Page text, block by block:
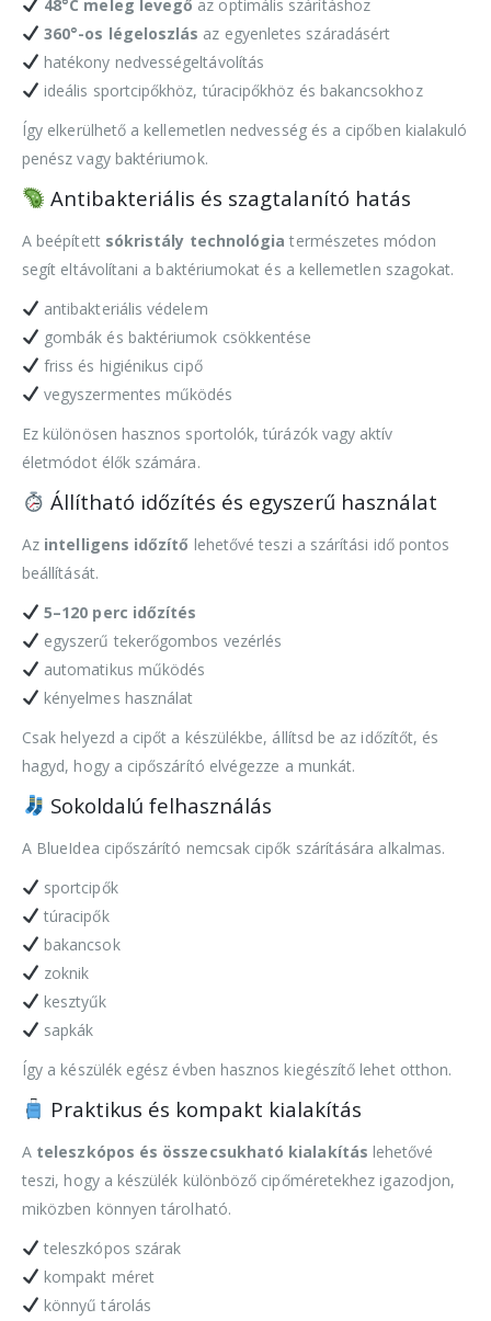
48°C meleg levegő az optimális szárításhoz
360°-os légeloszlás az egyenletes száradásért
hatékony nedvességeltávolítás
ideális sportcipőkhöz, túracipőkhöz és bakancsokhoz
Így elkerülhető a kellemetlen nedvesség és a cipőben kialakuló
penész vagy baktériumok.
Antibakteriális és szagtalanító hatás
A beépített sókristály technológia természetes módon
segít eltávolítani a baktériumokat és a kellemetlen szagokat.
antibakteriális védelem
gombák és baktériumok csökkentése
friss és higiénikus cipő
vegyszermentes működés
Ez különösen hasznos sportolók, túrázók vagy aktív
életmódot élők számára.
Állítható időzítés és egyszerű használat
Az intelligens időzítő lehetővé teszi a szárítási idő pontos
beállítását.
5–120 perc időzítés
egyszerű tekerőgombos vezérlés
automatikus működés
kényelmes használat
Csak helyezd a cipőt a készülékbe, állítsd be az időzítőt, és
hagyd, hogy a cipőszárító elvégezze a munkát.
Sokoldalú felhasználás
A BlueIdea cipőszárító nemcsak cipők szárítására alkalmas.
sportcipők
túracipők
bakancsok
zoknik
kesztyűk
sapkák
Így a készülék egész évben hasznos kiegészítő lehet otthon.
Praktikus és kompakt kialakítás
A teleszkópos és összecsukható kialakítás lehetővé
teszi, hogy a készülék különböző cipőméretekhez igazodjon,
miközben könnyen tárolható.
teleszkópos szárak
kompakt méret
könnyű tárolás